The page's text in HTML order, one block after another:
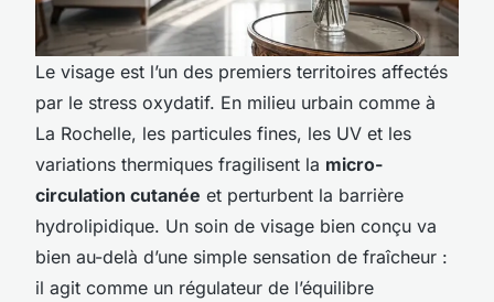
Le visage est l’un des premiers territoires affectés
par le stress oxydatif. En milieu urbain comme à
La Rochelle, les particules fines, les UV et les
variations thermiques fragilisent la micro-
circulation cutanée et perturbent la barrière
hydrolipidique. Un soin de visage bien conçu va
bien au-delà d’une simple sensation de fraîcheur :
il agit comme un régulateur de l’équilibre